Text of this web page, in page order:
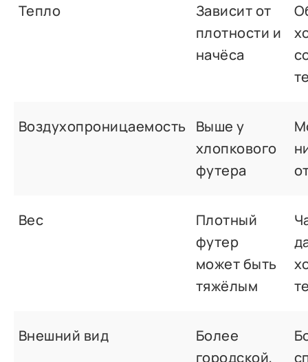
Тепло
Зависит от
плотности и
начёса
Воздухопроницаемость
Выше у
хлопкового
футера
Вес
Плотный
футер
может быть
тяжёлым
Внешний вид
Более
городской,